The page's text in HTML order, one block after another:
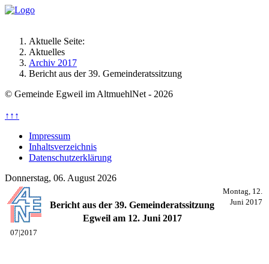
Aktuelle Seite:
Aktuelles
Archiv 2017
Bericht aus der 39. Gemeinderatssitzung
© Gemeinde Egweil im AltmuehlNet - 2026
↑↑↑
Impressum
Inhaltsverzeichnis
Datenschutzerklärung
Donnerstag, 06. August 2026
07|2017
Bericht aus der 39. Gemeinderatssitzung
Egweil am 12. Juni 2017
Montag, 12.
Juni 2017